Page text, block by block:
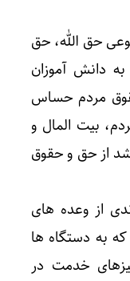
حق الله، حق
دانش آموزان
مردم حساس
بیت المال و
از حق و حقوق
از وعده های
و امید در سال ۹۲ بود که به دستگاه ها
خدمت در